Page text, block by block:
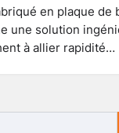
en plaque de
une solution
à allier rapidité…